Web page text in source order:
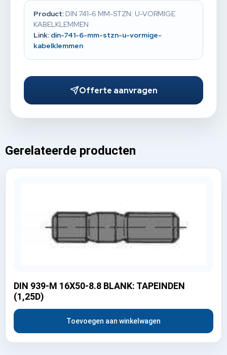
Product: DIN 741-6 MM-STZN: U-VORMIGE
KABELKLEMMEN
Link: din-741-6-mm-stzn-u-vormige-
kabelklemmen
Offerte aanvragen
Gerelateerde producten
DIN 939-M 16X50-8.8 BLANK: TAPEINDEN
(1,25D)
Toevoegen aan winkelwagen